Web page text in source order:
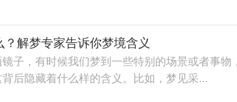
解梦专家告诉你梦境含义
子，有时候我们梦到一些特别的场景或者事物
后隐藏着什么样的含义。比如，梦见采...